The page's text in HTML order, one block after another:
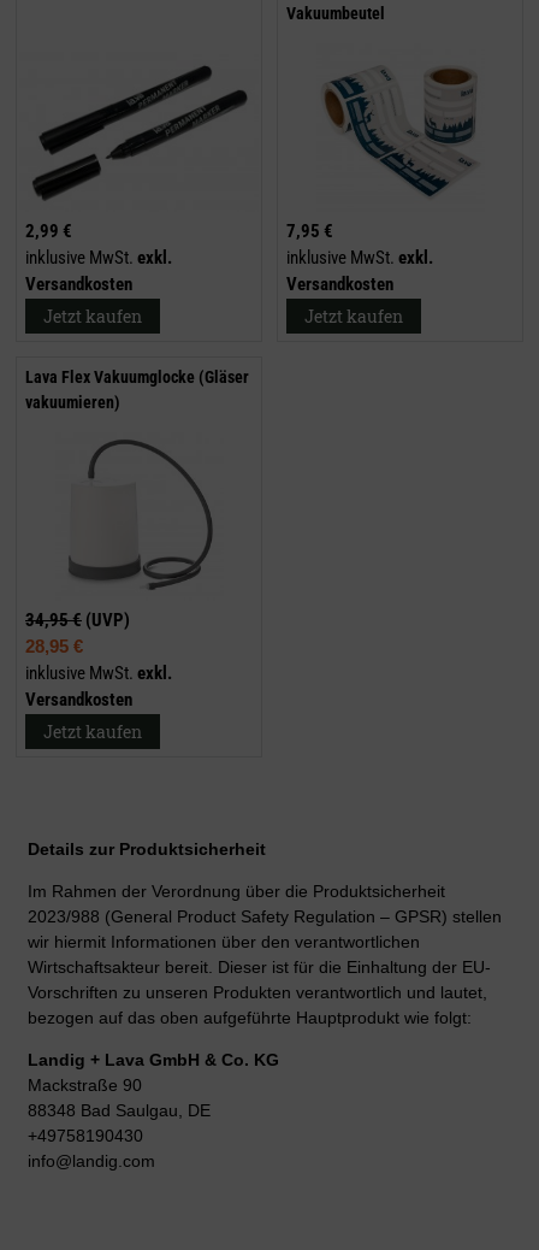
2,99 €
inklusive MwSt. exkl.
Versandkosten
Jetzt kaufen
Vakuumbeutel
7,95 €
inklusive MwSt. exkl.
Versandkosten
Jetzt kaufen
Lava Flex Vakuumglocke (Gläser
vakuumieren)
34,95 € (UVP)
28,95 €
inklusive MwSt. exkl.
Versandkosten
Jetzt kaufen
Details zur Produktsicherheit
Im Rahmen der Verordnung über die Produktsicherheit
2023/988 (General Product Safety Regulation – GPSR) stellen
wir hiermit Informationen über den verantwortlichen
Wirtschaftsakteur bereit. Dieser ist für die Einhaltung der EU-
Vorschriften zu unseren Produkten verantwortlich und lautet,
bezogen auf das oben aufgeführte Hauptprodukt wie folgt:
Landig + Lava GmbH & Co. KG
Mackstraße 90
88348 Bad Saulgau, DE
+49758190430
info@landig.com